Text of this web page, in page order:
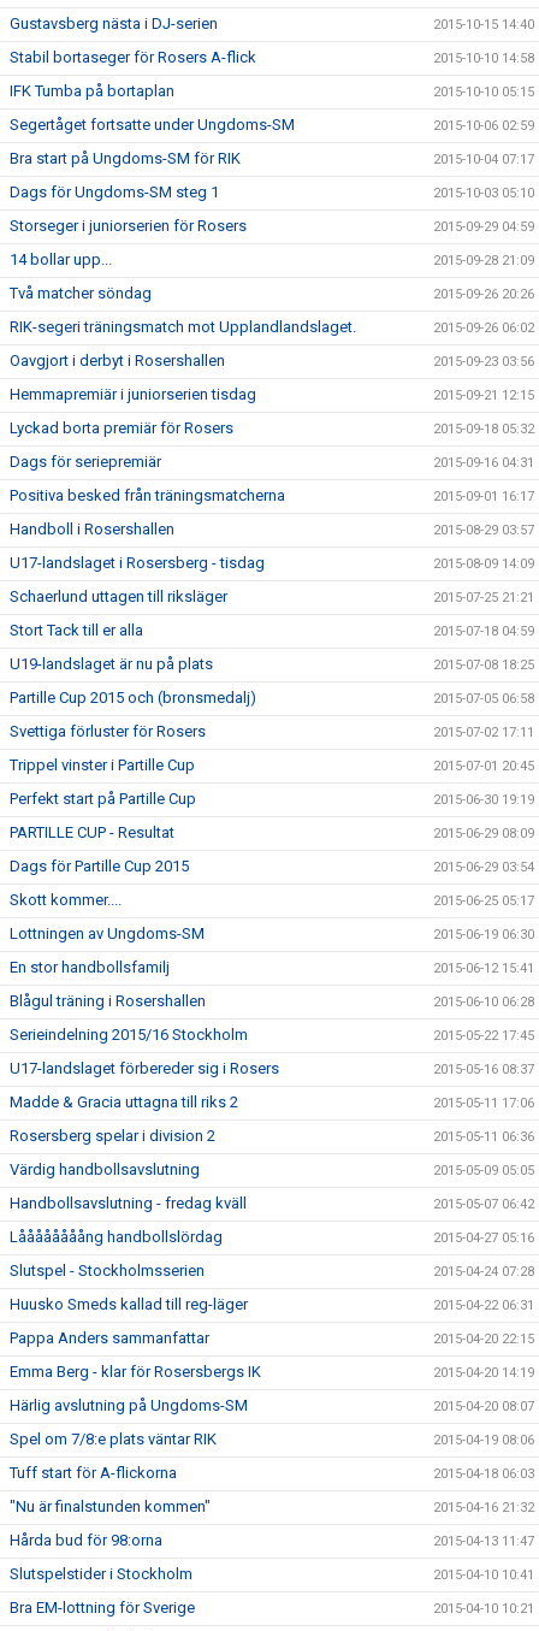
Gustavsberg nästa i DJ-serien 2015-10-15 14:40
Stabil bortaseger för Rosers A-flick 2015-10-10 14:58
IFK Tumba på bortaplan 2015-10-10 05:15
Segertåget fortsatte under Ungdoms-SM 2015-10-06 02:59
Bra start på Ungdoms-SM för RIK 2015-10-04 07:17
Dags för Ungdoms-SM steg 1 2015-10-03 05:10
Storseger i juniorserien för Rosers 2015-09-29 04:59
14 bollar upp... 2015-09-28 21:09
Två matcher söndag 2015-09-26 20:26
RIK-segeri träningsmatch mot Upplandlandslaget. 2015-09-26 06:02
Oavgjort i derbyt i Rosershallen 2015-09-23 03:56
Hemmapremiär i juniorserien tisdag 2015-09-21 12:15
Lyckad borta premiär för Rosers 2015-09-18 05:32
Dags för seriepremiär 2015-09-16 04:31
Positiva besked från träningsmatcherna 2015-09-01 16:17
Handboll i Rosershallen 2015-08-29 03:57
U17-landslaget i Rosersberg - tisdag 2015-08-09 14:09
Schaerlund uttagen till riksläger 2015-07-25 21:21
Stort Tack till er alla 2015-07-18 04:59
U19-landslaget är nu på plats 2015-07-08 18:25
Partille Cup 2015 och (bronsmedalj) 2015-07-05 06:58
Svettiga förluster för Rosers 2015-07-02 17:11
Trippel vinster i Partille Cup 2015-07-01 20:45
Perfekt start på Partille Cup 2015-06-30 19:19
PARTILLE CUP - Resultat 2015-06-29 08:09
Dags för Partille Cup 2015 2015-06-29 03:54
Skott kommer.... 2015-06-25 05:17
Lottningen av Ungdoms-SM 2015-06-19 06:30
En stor handbollsfamilj 2015-06-12 15:41
Blågul träning i Rosershallen 2015-06-10 06:28
Serieindelning 2015/16 Stockholm 2015-05-22 17:45
U17-landslaget förbereder sig i Rosers 2015-05-16 08:37
Madde & Gracia uttagna till riks 2 2015-05-11 17:06
Rosersberg spelar i division 2 2015-05-11 06:36
Värdig handbollsavslutning 2015-05-09 05:05
Handbollsavslutning - fredag kväll 2015-05-07 06:42
Låååååååång handbollslördag 2015-04-27 05:16
Slutspel - Stockholmsserien 2015-04-24 07:28
Huusko Smeds kallad till reg-läger 2015-04-22 06:31
Pappa Anders sammanfattar 2015-04-20 22:15
Emma Berg - klar för Rosersbergs IK 2015-04-20 14:19
Härlig avslutning på Ungdoms-SM 2015-04-20 08:07
Spel om 7/8:e plats väntar RIK 2015-04-19 08:06
Tuff start för A-flickorna 2015-04-18 06:03
"Nu är finalstunden kommen" 2015-04-16 21:32
Hårda bud för 98:orna 2015-04-13 11:47
Slutspelstider i Stockholm 2015-04-10 10:41
Bra EM-lottning för Sverige 2015-04-10 10:21